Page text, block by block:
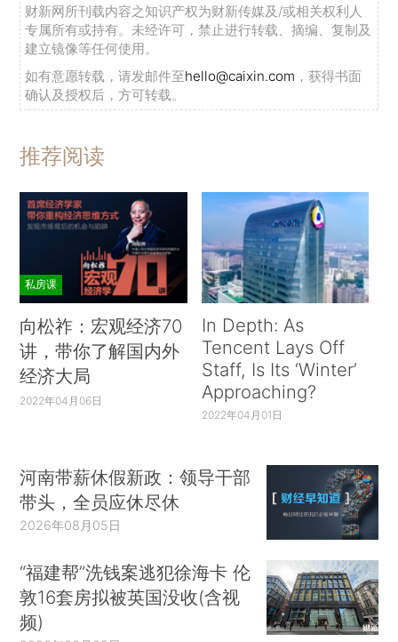
财新网所刊载内容之知识产权为财新传媒及/或相关权利人
专属所有或持有。未经许可，禁止进行转载、摘编、复制及
建立镜像等任何使用。
如有意愿转载，请发邮件至hello@caixin.com ，获得书面
确认及授权后，方可转载。
推荐阅读
私房课
向松祚：宏观经济70
讲，带你了解国内外
经济大局
2022年04月06日
In Depth: As
Tencent Lays Off
Staff, Is Its ‘Winter’
Approaching?
2022年04月01日
河南带薪休假新政：领导干部
带头，全员应休尽休
2026年08月05日
“福建帮”洗钱案逃犯徐海卡 伦
敦16套房拟被英国没收(含视
频)